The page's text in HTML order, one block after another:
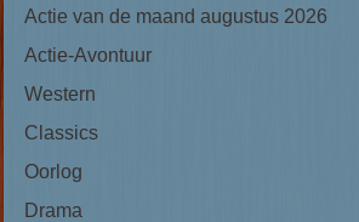
Actie van de maand augustus 2026
Actie-Avontuur
Western
Classics
Oorlog
Drama